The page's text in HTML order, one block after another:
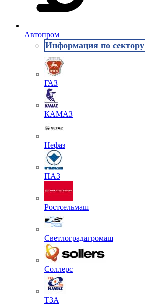
Автопром
Информация по сектору
ГАЗ
КАМАЗ
Нефаз
ПАЗ
Ростсельмаш
Светлоградагромаш
Соллерс
ТЗА